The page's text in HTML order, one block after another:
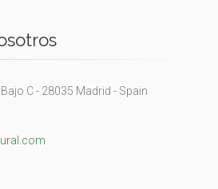
C - 28035 Madrid - Spain